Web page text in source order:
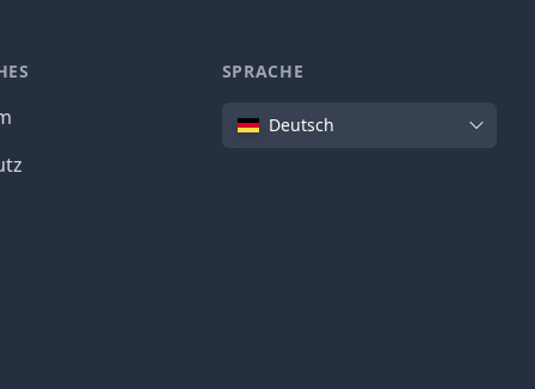
SPRACHE
SpracheDeutsch